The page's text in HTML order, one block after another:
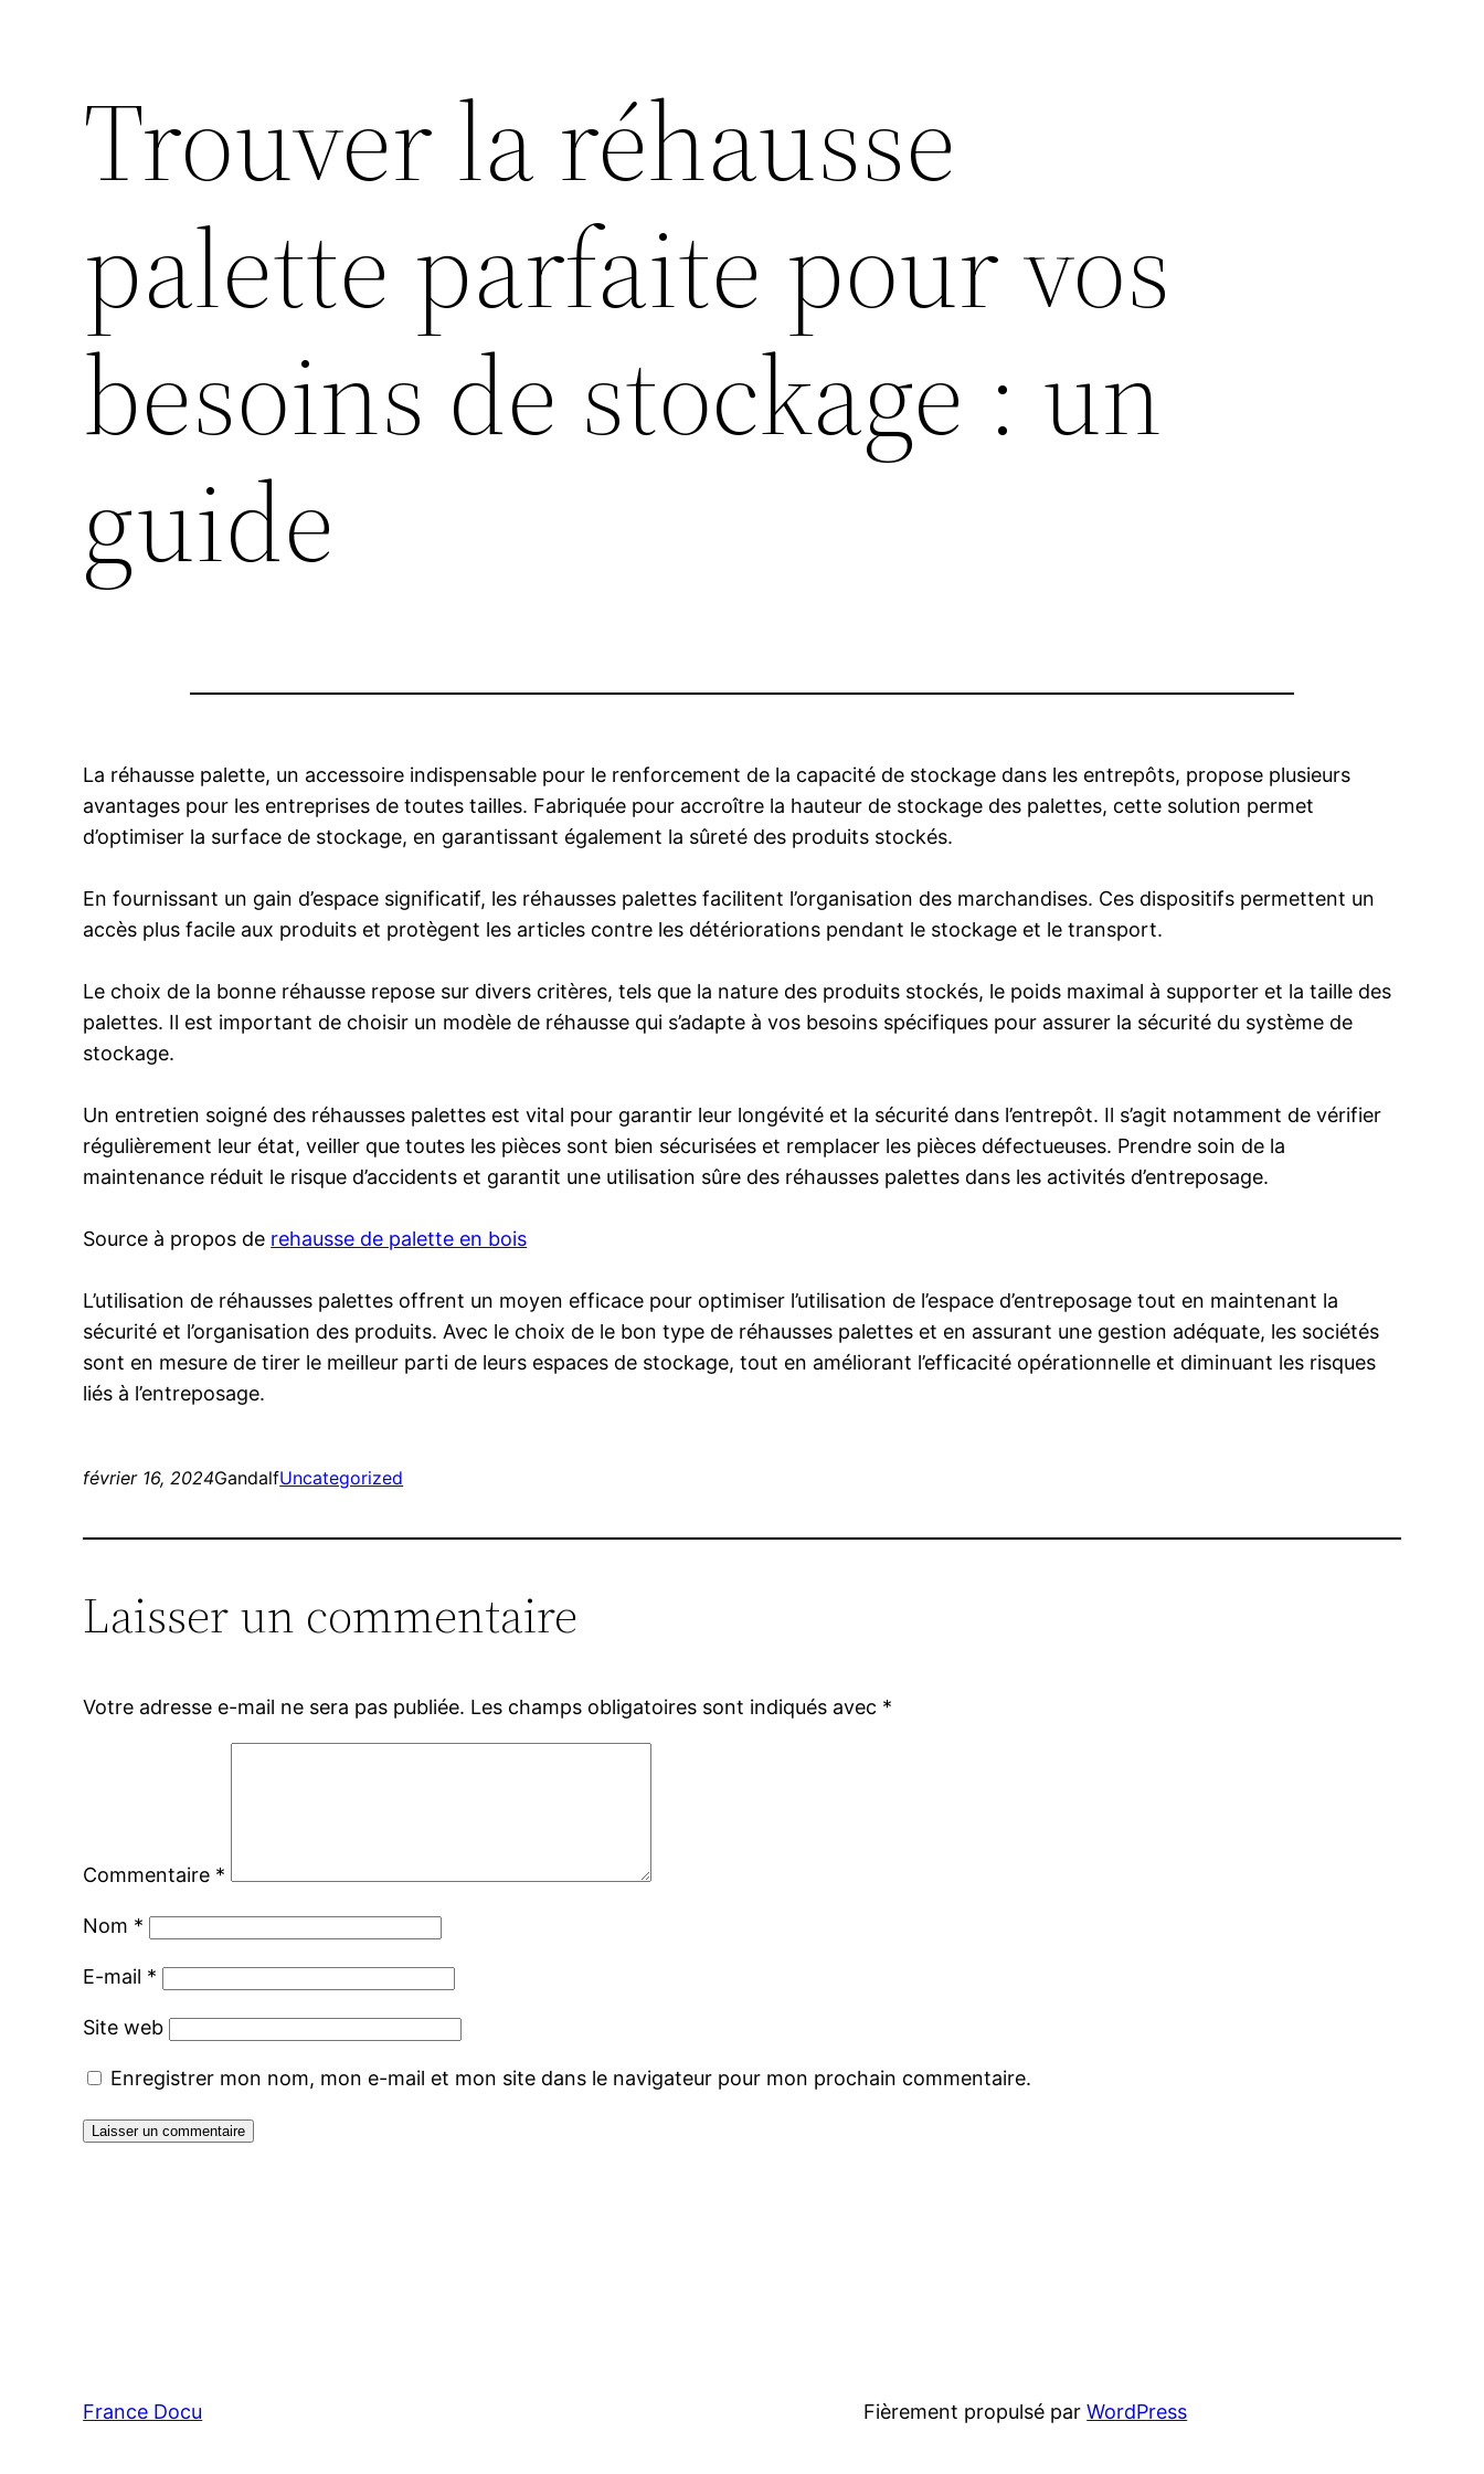
Trouver la réhausse
palette parfaite pour vos
besoins de stockage : un
guide
La réhausse palette, un accessoire indispensable pour le renforcement de la capacité de stockage dans les entrepôts, propose plusieurs
avantages pour les entreprises de toutes tailles. Fabriquée pour accroître la hauteur de stockage des palettes, cette solution permet
d’optimiser la surface de stockage, en garantissant également la sûreté des produits stockés.
En fournissant un gain d’espace significatif, les réhausses palettes facilitent l’organisation des marchandises. Ces dispositifs permettent un
accès plus facile aux produits et protègent les articles contre les détériorations pendant le stockage et le transport.
Le choix de la bonne réhausse repose sur divers critères, tels que la nature des produits stockés, le poids maximal à supporter et la taille des
palettes. Il est important de choisir un modèle de réhausse qui s’adapte à vos besoins spécifiques pour assurer la sécurité du système de
stockage.
Un entretien soigné des réhausses palettes est vital pour garantir leur longévité et la sécurité dans l’entrepôt. Il s’agit notamment de vérifier
régulièrement leur état, veiller que toutes les pièces sont bien sécurisées et remplacer les pièces défectueuses. Prendre soin de la
maintenance réduit le risque d’accidents et garantit une utilisation sûre des réhausses palettes dans les activités d’entreposage.
Source à propos de rehausse de palette en bois
L’utilisation de réhausses palettes offrent un moyen efficace pour optimiser l’utilisation de l’espace d’entreposage tout en maintenant la
sécurité et l’organisation des produits. Avec le choix de le bon type de réhausses palettes et en assurant une gestion adéquate, les sociétés
sont en mesure de tirer le meilleur parti de leurs espaces de stockage, tout en améliorant l’efficacité opérationnelle et diminuant les risques
liés à l’entreposage.
février 16, 2024GandalfUncategorized
Laisser un commentaire
Votre adresse e-mail ne sera pas publiée. Les champs obligatoires sont indiqués avec *
Commentaire *
Nom *
E-mail *
Site web
Enregistrer mon nom, mon e-mail et mon site dans le navigateur pour mon prochain commentaire.
France Docu Fièrement propulsé parWordPress